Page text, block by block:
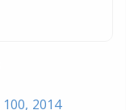
100, 2014